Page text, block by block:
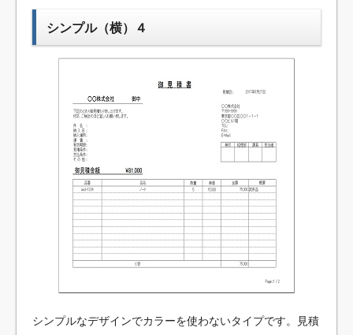
シンプル（横）４
シンプルなデザインでカラーを使わないタイプです。見積